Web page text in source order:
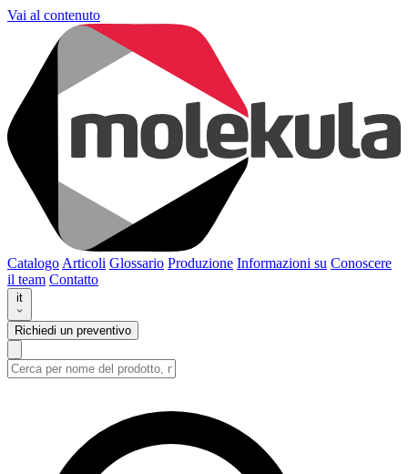
Vai al contenuto
Catalogo Articoli Glossario Produzione Informazioni su Conoscere
il team Contatto
it
Richiedi un preventivo